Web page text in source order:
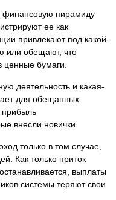
финансовую пирамиду
ее как
привлекают под какой-
или обещают, что
ценные бумаги.
деятельность и какая-
для обещанных
прибыль
внесли новички.
только в том случае,
Как только приток
выплаты
системы теряют свои